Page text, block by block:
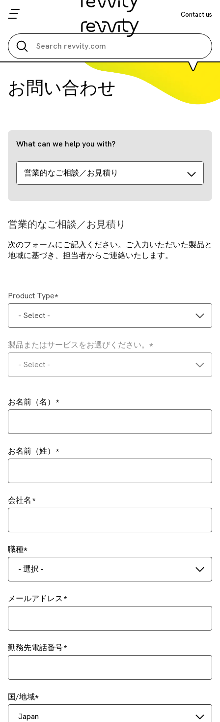
Contact us
お問い合わせ
What can we help you with?
営業的なご相談／お見積り
営業的なご相談／お見積り
次のフォームにご記入ください。ご入力いただいた製品と
地域に基づき、担当者からご連絡いたします。
Product Type
- Select -
製品またはサービスをお選びください。
- Select -
お名前（名）
お名前（姓）
会社名
職種
- 選択 -
メールアドレス
勤務先電話番号
国/地域
Japan